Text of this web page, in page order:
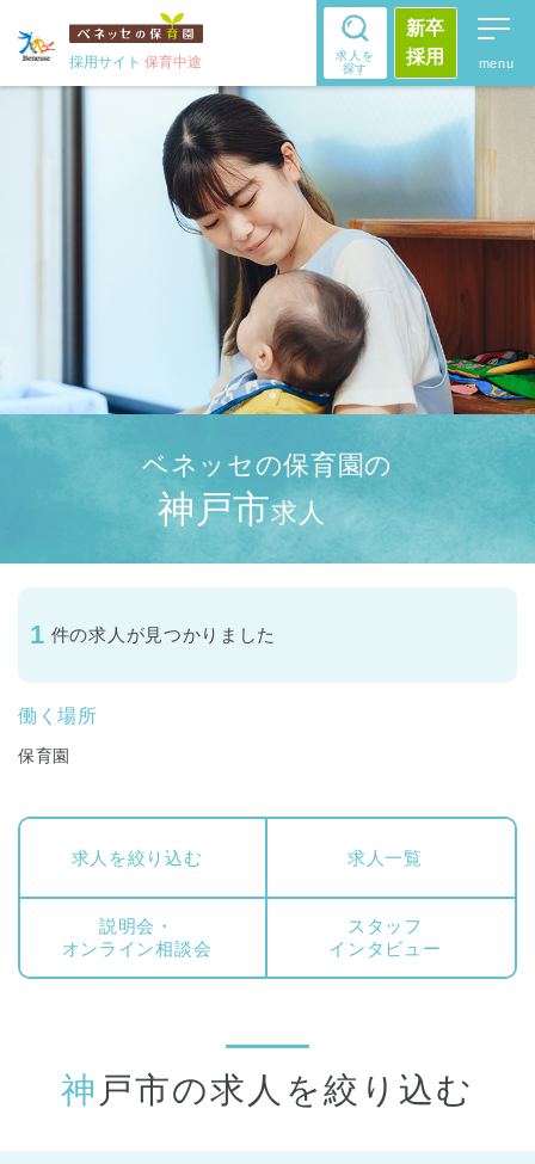
採用サイト 保育中途
求人を
探す
新卒
採用
ベネッセの保育園の
神戸市求人
1 件の求人が見つかりました
働く場所
保育園
求人を絞り込む 求人一覧
説明会・
オンライン相談会
スタッフ
インタビュー
神戸市の求人を絞り込む